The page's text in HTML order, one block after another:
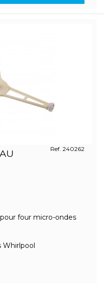
Ref. 240262
four micro-ondes
Whirlpool